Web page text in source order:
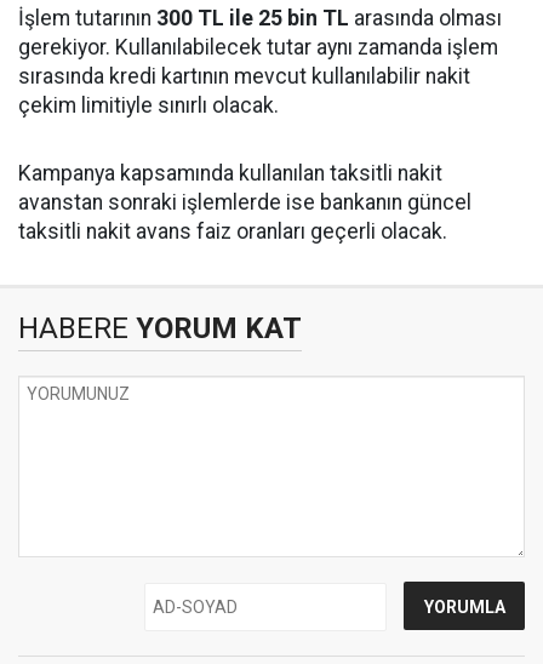
İşlem tutarının 300 TL ile 25 bin TL arasında olması
gerekiyor. Kullanılabilecek tutar aynı zamanda işlem
sırasında kredi kartının mevcut kullanılabilir nakit
çekim limitiyle sınırlı olacak.
Kampanya kapsamında kullanılan taksitli nakit
avanstan sonraki işlemlerde ise bankanın güncel
taksitli nakit avans faiz oranları geçerli olacak.
HABERE YORUM KAT